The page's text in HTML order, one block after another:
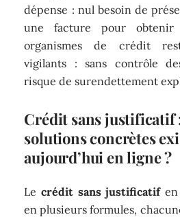
dépense : nul besoin de
une facture pour obtenir
organismes de crédit
vigilants : sans contrôle
risque de surendettement
Crédit sans justificatif
solutions concrètes
aujourd’hui en ligne ?
Le crédit sans justificatifen
en plusieurs formules,